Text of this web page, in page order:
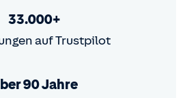
33.000+
auf Trustpilot
90 Jahre